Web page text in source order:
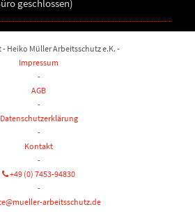
geschlossen)
Heiko Müller Arbeitsschutz e.K. -
Impressum
-
AGB
-
Datenschutzerklärung
-
Kontakt
-
+49 (0) 7453-94830
-
arbeitsschutz.de